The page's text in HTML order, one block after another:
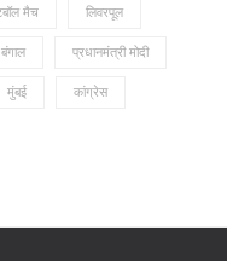
मैच लिवरपूल
प्रधानमंत्री मोदी
मुंबई कांग्रेस